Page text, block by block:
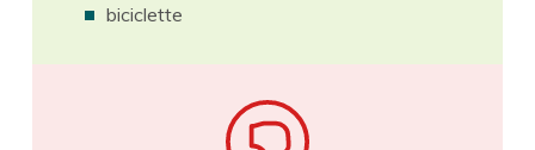
biciclette